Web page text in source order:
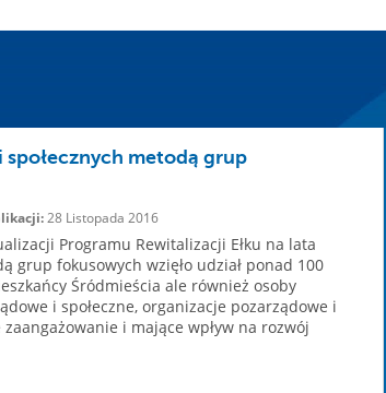
metodą grup
28 Listopada 2016
Programu Rewitalizacji Ełku na lata
grup fokusowych wzięło udział ponad 100
Śródmieścia ale również osoby
i społeczne, organizacje pozarządowe i
i mające wpływ na rozwój